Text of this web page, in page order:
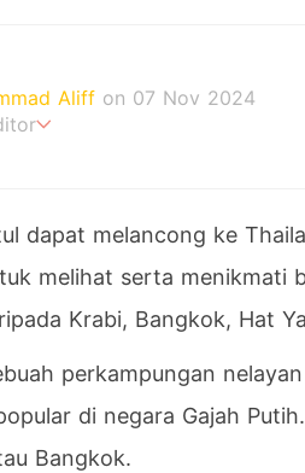
Aliff on 07 Nov 2024
dapat melancong ke
melihat serta menikmati
Krabi, Bangkok, Hat
perkampungan
di negara Gajah
Bangkok.